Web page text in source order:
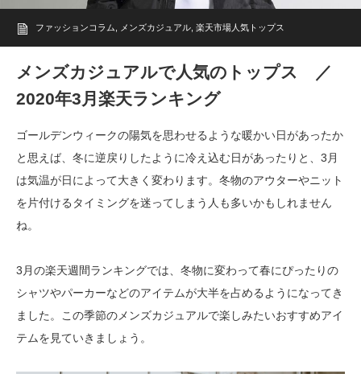
ファッションコラム メンズカジュアル 楽天市場人気トップス
メンズカジュアルで人気のトップス ／
2020年3月楽天ランキング
ゴールデンウィークの陽気を思わせるような暖かい日があったか
と思えば、冬に逆戻りしたように冷え込む日があったりと、3月
は気温が日によって大きく変わります。冬物のアウターやニット
を片付けるタイミングを迷ってしまう人も多いかもしれません
ね。
3月の楽天週間ランキングでは、冬物に変わって春にぴったりの
シャツやパーカーなどのアイテムが大半を占めるようになってき
ました。この季節のメンズカジュアルで楽しみたいおすすめアイ
テムを見ていきましょう。